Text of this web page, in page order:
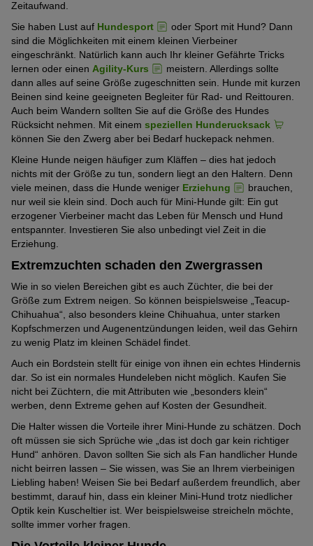
Zeitaufwand.
Sie haben Lust auf Hundesport
oder Sport mit Hund? Dann
sind die Möglichkeiten mit einem kleinen Vierbeiner
eingeschränkt. Natürlich kann auch Ihr kleiner Gefährte Tricks
lernen oder einen Agility-Kurs
meistern. Allerdings sollte
dann alles auf seine Größe zugeschnitten sein. Hunde mit kurzen
Beinen sind keine geeigneten Begleiter für Rad- und Reittouren.
Auch beim Wandern sollten Sie auf die Größe des Hundes
Rücksicht nehmen. Mit einem speziellen Hunderucksack
können Sie den Zwerg aber bei Bedarf huckepack nehmen.
Kleine Hunde neigen häufiger zum Kläffen – dies hat jedoch
nichts mit der Größe zu tun, sondern liegt an den Haltern. Denn
viele meinen, dass die Hunde weniger Erziehung
brauchen,
nur weil sie klein sind. Doch auch für Mini-Hunde gilt: Ein gut
erzogener Vierbeiner macht das Leben für Mensch und Hund
entspannter. Investieren Sie also unbedingt viel Zeit in die
Erziehung.
Extremzuchten schaden den Zwergrassen
Wie in so vielen Bereichen gibt es auch Züchter, die bei der
Größe zum Extrem neigen. So können beispielsweise „Teacup-
Chihuahua“, also besonders kleine Chihuahua, unter starken
Kopfschmerzen und Augenentzündungen leiden, weil das Gehirn
zu wenig Platz im kleinen Schädel findet.
Auch ein Bordstein stellt für einige von ihnen ein echtes Hindernis
dar. So ist ein normales Hundeleben nicht möglich. Kaufen Sie
nicht bei Züchtern, die mit Attributen wie „besonders klein“
werben, denn Extreme gehen auf Kosten der Gesundheit.
Die Halter wissen die Vorteile ihrer Mini-Hunde zu schätzen. Doch
oft müssen sie sich Sprüche wie „das ist doch gar kein richtiger
Hund“ anhören. Davon sollten Sie sich als Fan handlicher Hunde
nicht beirren lassen – Sie wissen, was Sie an Ihrem vierbeinigen
Liebling haben! Weisen Sie bei Bedarf außerdem freundlich, aber
bestimmt, darauf hin, dass ein kleiner Mini-Hund trotz niedlicher
Optik kein Kuscheltier ist. Wer beispielsweise streicheln möchte,
sollte immer vorher fragen.